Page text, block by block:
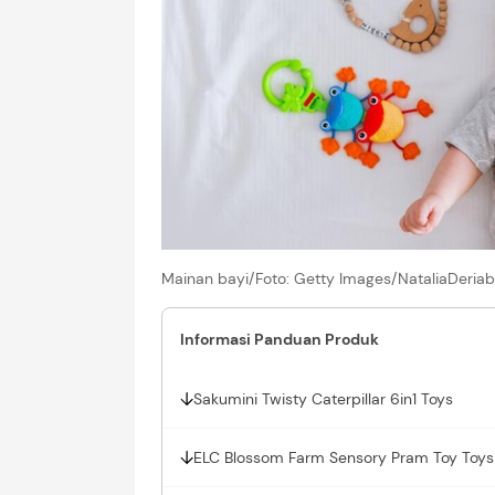
Mainan bayi/Foto: Getty Images/
Informasi Panduan Produk
Sakumini Twisty Caterpillar 6in1 Toys
ELC Blossom Farm Sensory Pram Toy Toys